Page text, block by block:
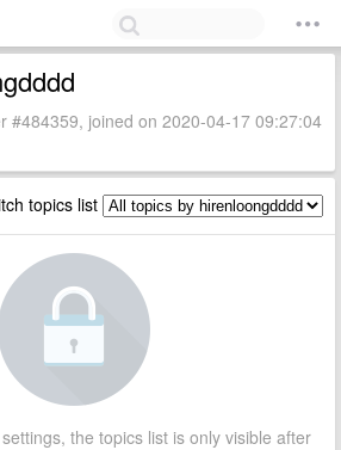
#484359, joined on 2020-04-17 09:27:04
topics list
the topics list is only visible after